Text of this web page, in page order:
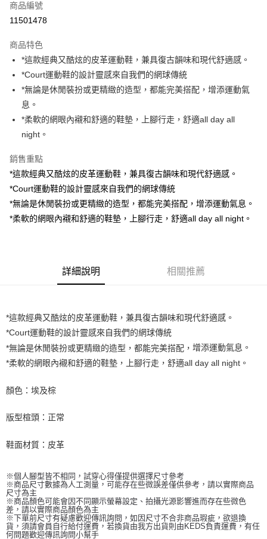
信用卡分期付款
合作金庫商業銀行
華南商業銀行
彰化商業銀行
上海商業儲蓄銀行
台北富邦商業銀行
國泰世華商業銀行
兆豐國際商業銀行
臺灣中小企業銀行
匯豐（台灣）商業銀行
華泰商業銀行
聯邦商業銀行
遠東國際商業銀行
元大商業銀行
台新國際商業銀行
台灣樂天信用卡公司
6 期 0 利率 每期
華南商業銀行
彰化商業銀行
上海商業儲蓄銀行
台北富邦商業銀行
國泰世華商業銀行
臺灣中小企業銀行
台中商業銀行
匯豐（台灣）商業銀行
元大商業銀行
玉山商業銀行
星展（台灣）商業銀行
台灣樂天信用卡公司
Apple Pay
Google Pay
ATM付款
宅配
每筆NT$100，滿NT$2,000(含以上)免運費
離島宅配
每筆NT$150
商品編號
11501478
商品特色
*這款經典又酷炫的皮革運動鞋，兼具復古韻味和現代舒適感。
*Court運動鞋的設計靈感來自我們的網球傳統
*無論是休閒裝扮或更精緻的造型，都能完美搭配，增添運動氣
息。
*柔軟的網眼內襯和舒適的鞋墊，上腳行走，舒適all day all
night。
銷售重點
*這款經典又酷炫的皮革運動鞋，兼具復古韻味和現代舒適感。
*Court運動鞋的設計靈感來自我們的網球傳統
*無論是休閒裝扮或更精緻的造型，都能完美搭配，增添運動氣息。
*柔軟的網眼內襯和舒適的鞋墊，上腳行走，舒適all day all night。
詳細說明 相關推薦
*這款經典又酷炫的皮革運動鞋，兼具復古韻味和現代舒適感。
*Court運動鞋的設計靈感來自我們的網球傳統
*無論是休閒裝扮或更精緻的造型，都能完美搭配， 增添運動氣息 。
*柔軟的網眼內襯和舒適的鞋墊，
上腳行走，舒適all day all night。
顏色：埃及棕
版型楦頭：正常
鞋面材質：皮革
※個人腳型皆不相同，試穿心得僅提供選擇尺寸參考
※商品尺寸數據為人工測量，可能存在些微誤差僅供參考，請以實際商品
尺寸為主
※商品顏色可能會因不同顯示螢幕設定、拍攝光源影響進而存在些微色
差，請以實際商品顏色為主
※下單前尺寸有疑慮歡迎傳訊詢問，如因尺寸不合非商品瑕疵，欲退換
貨，須請會員自行給付運費，若換貨由我方出貨則由KEDS負責運費，有任
何問題歡迎傳訊詢問小幫手